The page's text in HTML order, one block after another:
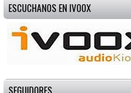
ESCUCHANOS EN IVOOX
SEGUIDORES